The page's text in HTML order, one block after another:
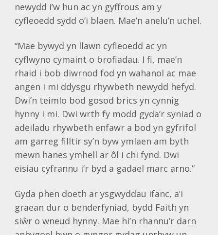
newydd i’w hun ac yn gyffrous am y
cyfleoedd sydd o’i blaen. Mae’n anelu’n uchel.
“Mae bywyd yn llawn cyfleoedd ac yn
cyflwyno cymaint o brofiadau. I fi, mae’n
rhaid i bob diwrnod fod yn wahanol ac mae
angen i mi ddysgu rhywbeth newydd hefyd.
Dwi’n teimlo bod gosod brics yn cynnig
hynny i mi. Dwi wrth fy modd gyda’r syniad o
adeiladu rhywbeth enfawr a bod yn gyfrifol
am garreg filltir sy’n byw ymlaen am byth
mewn hanes ymhell ar ôl i chi fynd. Dwi
eisiau cyfrannu i’r byd a gadael marc arno.”
Gyda phen doeth ar ysgwyddau ifanc, a’i
graean dur o benderfyniad, bydd Faith yn
siŵr o wneud hynny. Mae hi’n rhannu’r darn